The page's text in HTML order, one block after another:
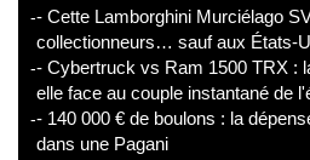
- Cette Lamborghini Murciélago
collectionneurs… sauf aux États-
- Cybertruck vs Ram 1500 TRX :
elle face au couple instantané de
- 140 000 € de boulons : la
dans une Pagani